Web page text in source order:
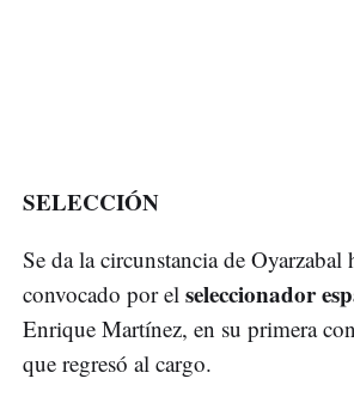
SELECCIÓN
Se da la circunstancia de Oyarzabal
convocado por el seleccionador
Enrique Martínez, en su primera
que regresó al cargo.